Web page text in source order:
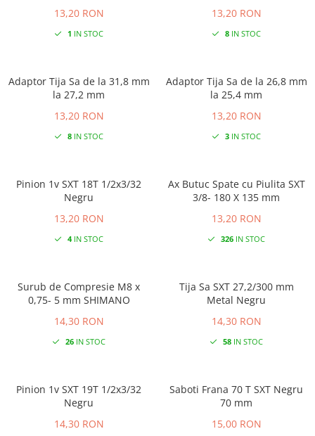
13,20 RON
1 IN STOC
13,20 RON
8IN STOC
Adaptor Tija Sa de la 31,8 mm
la 27,2 mm
13,20 RON
8IN STOC
Adaptor Tija Sa de la 26,8 mm
la 25,4 mm
13,20 RON
3IN STOC
Pinion 1v SXT 18T 1/2x3/32
Negru
13,20 RON
4IN STOC
Ax Butuc Spate cu Piulita SXT
3/8- 180 X 135 mm
13,20 RON
326IN STOC
Surub de Compresie M8 x
0,75- 5 mm SHIMANO
14,30 RON
26IN STOC
Tija Sa SXT 27,2/300 mm
Metal Negru
14,30 RON
58IN STOC
Pinion 1v SXT 19T 1/2x3/32
Negru
14,30 RON
Saboti Frana 70 T SXT Negru
70 mm
15,00 RON